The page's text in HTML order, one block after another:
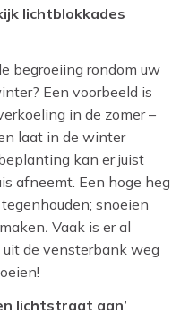
lichtblokkades
begroeiing rondom uw
Een voorbeeld is
in de zomer –
laat in de winter
kan er juist
afneemt. Een hoge heg
snoeien
. Vaak is er al
de vensterbank weg
lichtstraat aan’